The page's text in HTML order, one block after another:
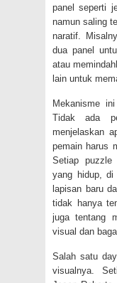
panel seperti
namun saling
naratif.
dua panel
atau
lain untuk
Mekanisme
Tidak ada
menjelaskan
pemain harus
Setiap puzzle
yang hidup, di
lapisan baru
tidak hanya
juga tentang
visual dan
Salah satu
visualnya.